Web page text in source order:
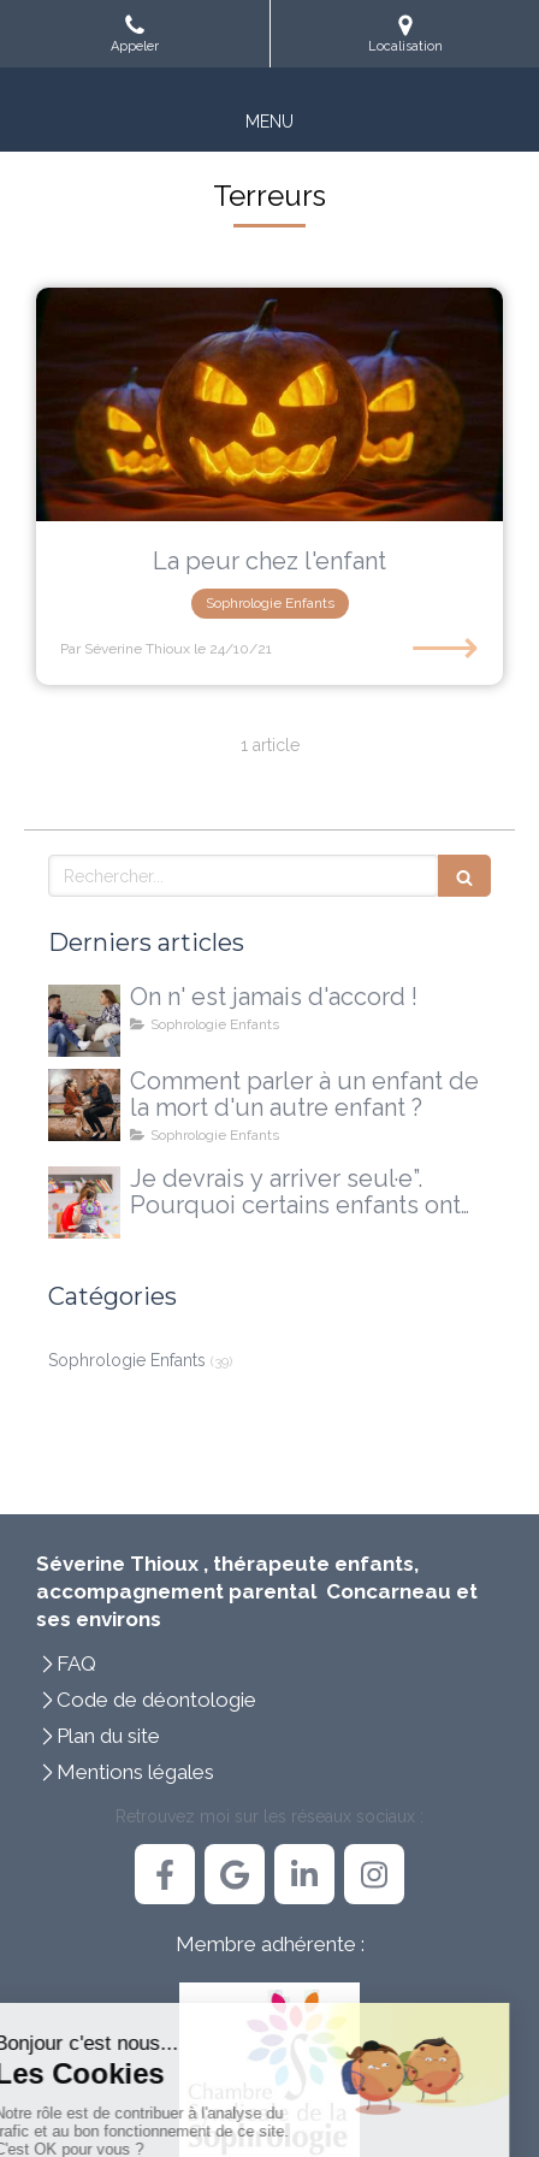
Appeler Localisation
MENU
Terreurs
La peur chez l'enfant
Sophrologie Enfants
Par Séverine Thioux le 24/10/21 ⟶
1 article
Rechercher
Derniers articles
On n' est jamais d'accord !
Sophrologie Enfants
Comment parler à un enfant de
la mort d'un autre enfant ?
Sophrologie Enfants
Je devrais y arriver seul·e”.
Pourquoi certains enfants ont
Catégories
Sophrologie Enfants (39)
Séverine Thioux , thérapeute enfants,
accompagnement parental Concarneau et
ses environs
FAQ
Code de déontologie
Plan du site
Mentions légales
Retrouvez moi sur les réseaux sociaux :
Membre adhérente :